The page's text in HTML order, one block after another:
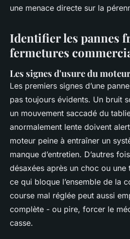
une menace directe sur la
Identifier les pannes
fermetures
Les signes d'usure du
Les premiers signes d’une
pas toujours évidents. Un bruit
un mouvement saccadé du
anormalement lente doivent
moteur peine à entraîner un
manque d’entretien. D’autres
désaxées après un choc ou une
ce qui bloque l’ensemble de la
course mal réglée peut aussi
complète - ou pire, forcer le
casse.